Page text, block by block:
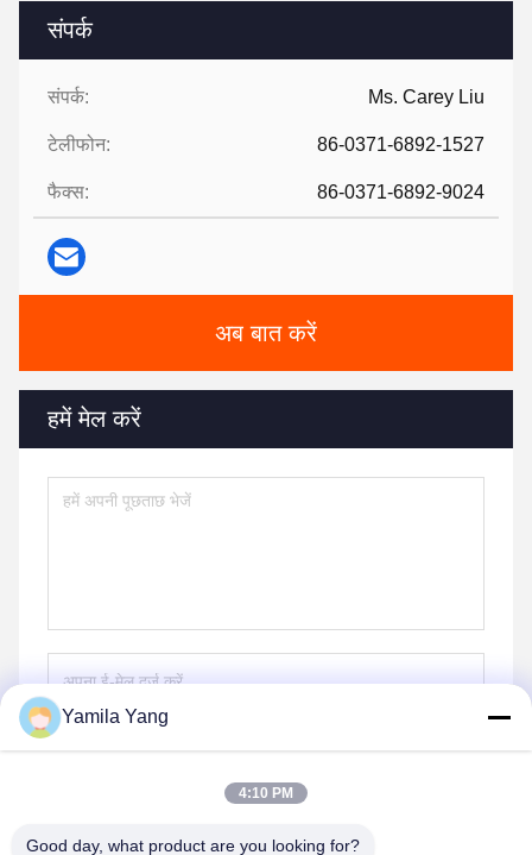
संपर्क
संपर्क: Ms. Carey Liu
टेलीफोन: 86-0371-6892-1527
फैक्स: 86-0371-6892-9024
अब बात करें
हमें मेल करें
भेजना
Yamila Yang
4:10 PM
Good day, what product are you looking for?